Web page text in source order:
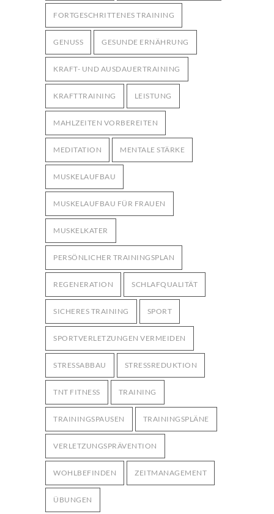
FORTGESCHRITTENES TRAINING
GENUSS GESUNDE ERNÄHRUNG
KRAFT- UND AUSDAUERTRAINING
KRAFTTRAINING LEISTUNG
MAHLZEITEN VORBEREITEN
MEDITATION MENTALE STÄRKE
MUSKELAUFBAU
MUSKELAUFBAU FÜR FRAUEN
MUSKELKATER
PERSÖNLICHER TRAININGSPLAN
REGENERATION SCHLAFQUALITÄT
SICHERES TRAINING SPORT
SPORTVERLETZUNGEN VERMEIDEN
STRESSABBAU STRESSREDUKTION
TNT FITNESS TRAINING
TRAININGSPAUSEN TRAININGSPLÄNE
VERLETZUNGSPRÄVENTION
WOHLBEFINDEN ZEITMANAGEMENT
ÜBUNGEN